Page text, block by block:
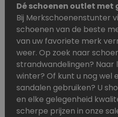
Dé schoenen outlet met
Bij Merkschoenenstunter
schoenen van de beste
van uw favoriete merk
weer. Op zoek naar
strandwandelingen? Naar
winter? Of kunt u nog wel
sandalen gebruiken? U
en elke gelegenheid
scherpe prijzen in onze